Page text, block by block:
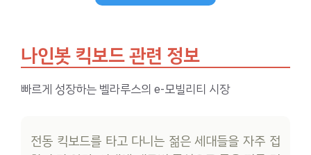
나인봇 킥보드 관련 정보
빠르게 성장하는 벨라루스의 e-모빌리티 시장
전동 킥보드를 타고 다니는 젊은 세대들을 자주 접